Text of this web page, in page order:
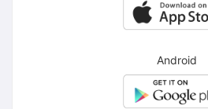
Android